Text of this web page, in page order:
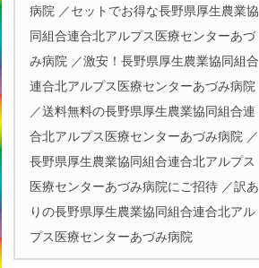
病院 ／セットでお得な長野県厚生農業協
同組合連合北アルプス医療センターあづ
み病院 ／激安！長野県厚生農業協同組合
連合北アルプス医療センターあづみ病院
／送料無料の長野県厚生農業協同組合連
合北アルプス医療センターあづみ病院 ／
長野県厚生農業協同組合連合北アルプス
医療センターあづみ病院にご招待 ／訳あ
りの長野県厚生農業協同組合連合北アル
プス医療センターあづみ病院